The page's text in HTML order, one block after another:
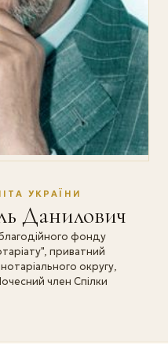
УКРАЇНИ
Данилович
фонду
приватний
округу,
член Спілки